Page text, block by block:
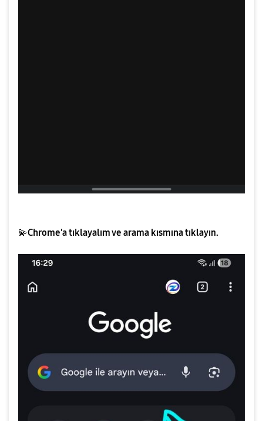
💫Chrome'a tıklayalım ve arama kısmına tıklayın.